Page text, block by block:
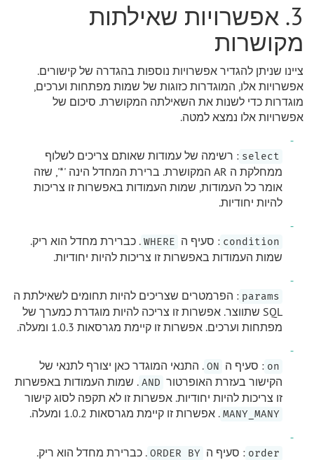
3. אפשרויות שאילתות
מקושרות
ציינו שניתן להגדיר אפשרויות נוספות בהגדרה של קישורים.
אפשרויות אלו, המוגדרות כזוגות של שמות מפתחות וערכים,
מוגדרות כדי לשנות את השאילתה המקושרת. סיכום של
אפשרויות אלו נמצא למטה.
select : רשימה של עמודות שאותם צריכים לשלוף
ממחלקת ה AR המקושרת. ברירת המחדל הינה '*', שזה
אומר כל העמודות, שמות העמודות באפשרות זו צריכות
להיות יחודיות.
condition : סעיף ה WHERE . כברירת מחדל הוא ריק.
שמות העמודות באפשרות זו צריכות להיות יחודיות.
params : הפרמטרים שצריכים להיות תחומים לשאילתת ה
SQL שתווצר. אפשרות זו צריכה להיות מוגדרת כמערך של
מפתחות וערכים. אפשרות זו קיימת מגרסאות 1.0.3 ומעלה.
on : סעיף ה ON . התנאי המוגדר כאן יצורף לתנאי של
הקישור בעזרת האופרטור AND . שמות העמודות באפשרות
זו צריכות להיות יחודיות. אפשרות זו לא תקפה לסוג קישור
MANY_MANY . אפשרות זו קיימת מגרסאות 1.0.2 ומעלה.
order : סעיף ה ORDER BY . כברירת מחדל הוא ריק.